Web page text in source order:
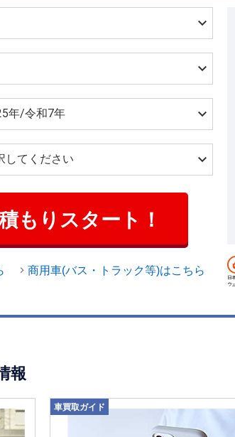
もりスタート！
商用車(バス・トラック等)はこちら
報
車買取ガイド